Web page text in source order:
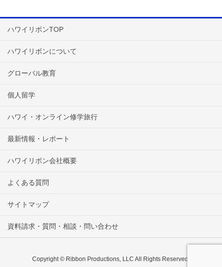
ハワイリボンTOP
ハワイリボンについて
グローバル教育
個人留学
ハワイ・オンライン修学旅行
最新情報・レポート
ハワイリボン会社概要
よくある質問
サイトマップ
資料請求・質問・相談・問い合わせ
Copyright © Ribbon Productions, LLC All Rights Reserved.